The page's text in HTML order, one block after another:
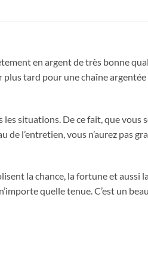
en argent de très bonne
plus tard pour une chaîne
situations. De ce fait, que
l’entretien, vous n’aurez pas
la chance, la fortune et aussi
quelle tenue. C’est un